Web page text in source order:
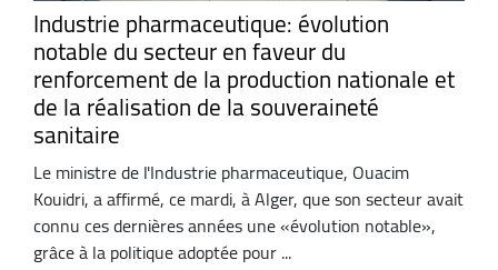
Industrie pharmaceutique: évolution
notable du secteur en faveur du
renforcement de la production nationale et
de la réalisation de la souveraineté
sanitaire
Le ministre de l'Industrie pharmaceutique, Ouacim
Kouidri, a affirmé, ce mardi, à Alger, que son secteur avait
connu ces dernières années une «évolution notable»,
grâce à la politique adoptée pour ...